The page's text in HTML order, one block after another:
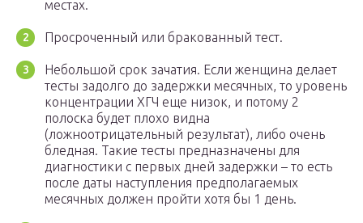
местах.
Просроченный или бракованный тест.
Небольшой срок зачатия. Если женщина делает
тесты задолго до задержки месячных, то уровень
концентрации ХГЧ еще низок, и потому 2
полоска будет плохо видна
(ложноотрицательный результат), либо очень
бледная. Такие тесты предназначены для
диагностики с первых дней задержки – то есть
после даты наступления предполагаемых
месячных должен пройти хотя бы 1 день.